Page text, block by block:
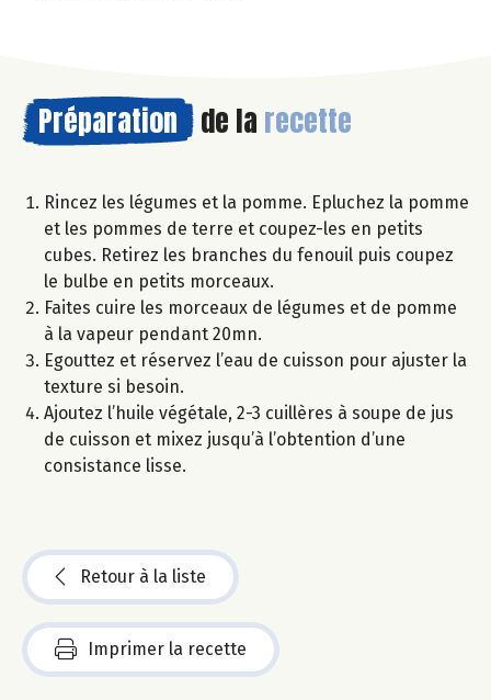
Préparation de la recette
Rincez les légumes et la pomme. Epluchez la pomme
et les pommes de terre et coupez-les en petits
cubes. Retirez les branches du fenouil puis coupez
le bulbe en petits morceaux.
Faites cuire les morceaux de légumes et de pomme
à la vapeur pendant 20mn.
Egouttez et réservez l’eau de cuisson pour ajuster la
texture si besoin.
Ajoutez l’huile végétale, 2-3 cuillères à soupe de jus
de cuisson et mixez jusqu’à l’obtention d’une
consistance lisse.
Retour à la liste
Imprimer la recette